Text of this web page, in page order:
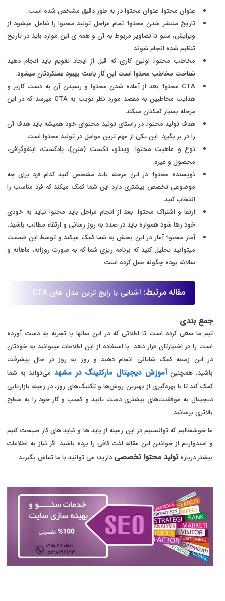
عنوان محتوا: عنوان محتوا در به طور دقیق مشخص شده است.
تاریخ منتشر شدن محتوا: تمام مراحل تولید محتوا را شامل میشود از
ویرایش، سئو تا تصاویر مربوط به آن و همه ی این موارد باید در تاریخ
تنظیم شده انجام شوند.
مخاطب محتوا: اولین کاری که قبل از ایجاد تقویم باید انجام دهید
شناخت مخاطب محتوا است این کار باعث بهبود عملکردتان میشود.
CTA محتوا: بعد از آماده شدن محتوا و رسیدن آن به دست کاربر و
هدایت مخاطبین به مقصد مورد نظر نوبت به CTA میرسد که در این
مرحله بسیار کمکتان میکند.
هدف تولید محتوا: در راستای تولید محتوای خود همیشه باید هدف آن
را در بر بگیرد. این یکی از مهم ترین عوامل در تولید محتوا است.
نوع و ماهیت محتوا: ویدئو، تکست (متن)، پادکست، اینفوگرافی،
محصول و غیره.
نویسنده محتوا: در این مرحله باید مشخص کنید کدام فرد برای چه
موضوعی تخصص بیشتری دارد این شما کمک میکند که فرد مناسب را
انتخاب کنید.
ارتقا و اشتراک محتوا: بعد از انجام مراحل باید محتوا نباید به خودی
خود رها شود همواره باید در صدد به روز رسانی و ارتقاء مطالب باشید.
آمار محتوا: آمار در این بخش به شما کمک میکند و توسط این قسمت
میتوانید تحلیل کنید که برنامه ریزی شما که به صورت روزانه، ماهانه و
سالانه بوده چگونه عمل کرده است.
مقاله مرتبط: آشنایی با رایج ترین مدل های CTA
جمع بندی
تیم ما سعی کرده است تا اطلاتی که در این سالها با تجربه به دست آورده
است را در اختیارتان قرار دهد. با استفاده از این اطلاعات میتوانید به خودتان
در این زمینه کمک شایانی انجام دهید و روز به روز در حال پیشرفت
باشید. همچنینآموزش دیجیتال مارکتینگ در مشهد می‌تواند به شما
کمک کند تا با بهره‌گیری از بهترین روش‌ها و تکنیک‌های روز، در زمینه بازاریابی
دیجیتال به موفقیت‌های بیشتری دست یابید و کسب و کار خود را به سطح
بالاتری برسانید.
ما خوشحالیم که توانستیم در این زمینه از باید ها و نباید های کار صبحت کنیم
و امیدواریم از خواندن این مقاله لذت کافی را برده باشید. اگر نیاز به اطلاعات
بیشتر دربارهتولید محتوا تخصصی دارید؛ می توانید با ما تماس بگیرید.